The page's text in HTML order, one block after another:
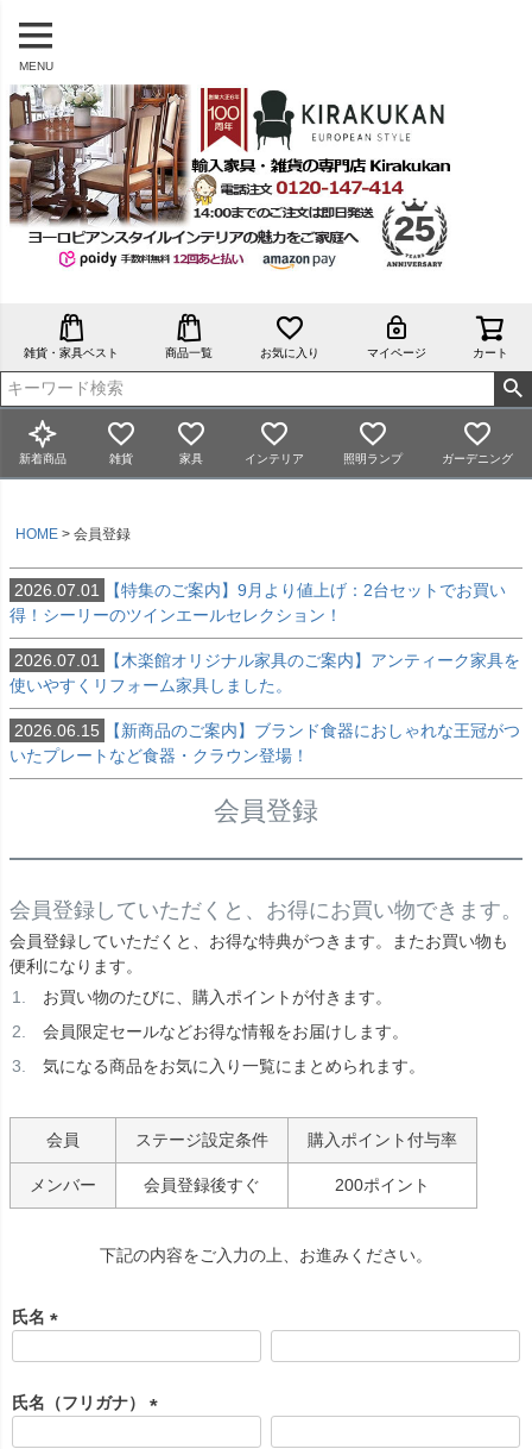
MENU
雑貨・家具ベスト 商品一覧 お気に入り マイページ カート
新着商品 雑貨 家具 インテリア 照明ランプ ガーデニング
HOME 会員登録
2026.07.01
【特集のご案内】9月より値上げ：2台セットでお買い
得！シーリーのツインエールセレクション！
2026.07.01
【木楽館オリジナル家具のご案内】アンティーク家具を
使いやすくリフォーム家具しました。
2026.06.15
【新商品のご案内】ブランド食器におしゃれな王冠がつ
いたプレートなど食器・クラウン登場！
会員登録
会員登録していただくと、お得にお買い物できます。
会員登録していただくと、お得な特典がつきます。またお買い物も
便利になります。
お買い物のたびに、購入ポイントが付きます。
会員限定セールなどお得な情報をお届けします。
気になる商品をお気に入り一覧にまとめられます。
会員 ステージ設定条件 購入ポイント付与率
メンバー 会員登録後すぐ 200ポイント
下記の内容をご入力の上、お進みください。
氏名
須
)
氏名（フリガナ）